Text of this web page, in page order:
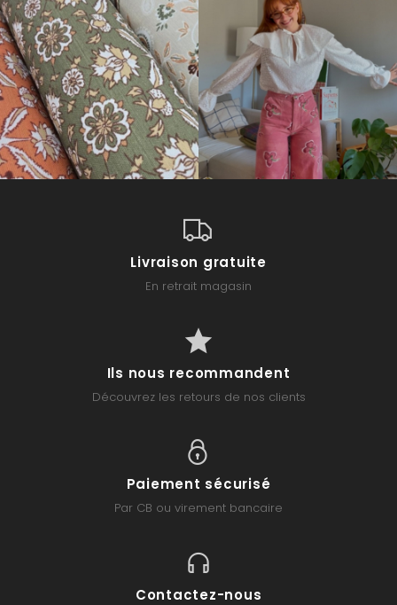
Livraison gratuite
En retrait magasin
Ils nous recommandent
Découvrez les retours de nos clients
Paiement sécurisé
Par CB ou virement bancaire
Contactez-nous